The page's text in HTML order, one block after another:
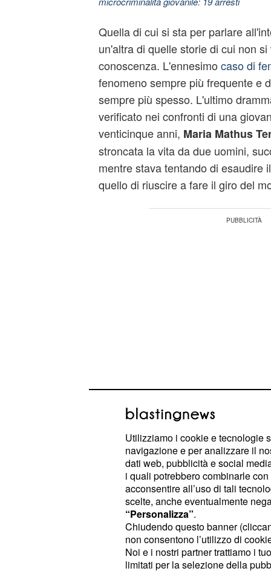
Quella di cui si sta per parlare
un'altra di quelle storie di cui non
conoscenza. L'ennesimo caso di
fenomeno sempre più frequente e
sempre più spesso. L'ultimo
verificato nei confronti di una
venticinque anni, Maria Mathus
stroncata la vita da due uomini,
mentre stava tentando di esaudire
quello di riuscire a fare il giro del
La giovane, dopo essere stata
uccisa e lasciata in riva al mare.
Aveva deciso di
solitaria: ragazza
lasciata senza vita
Secondo quanto riferisce il
venticinquenneMariaaveva
Utilizziamo i cookie e tecnologie
navigazione e per analizzare il
dati web, pubblicità e social
i quali potrebbero combinarle
acconsentire all’uso di tali
scelte, anche eventualmente
“Personalizza”.
Chiudendo questo banner
non consentono l’utilizzo di
Noi e i nostri partner trattiamo i
limitati per la selezione della